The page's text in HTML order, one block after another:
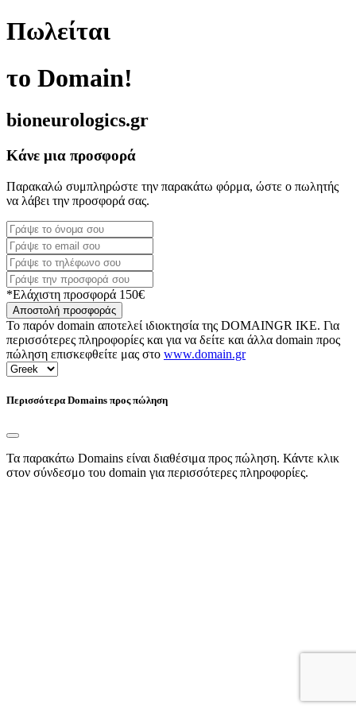
Πωλείται
το Domain!
bioneurologics.gr
Κάνε μια προσφορά
Παρακαλώ συμπληρώστε την παρακάτω φόρμα, ώστε ο πωλητής
να λάβει την προσφορά σας.
*Ελάχιστη προσφορά 150€
Αποστολή προσφοράς
Το παρόν domain αποτελεί ιδιοκτησία της DOMAINGR ΙΚΕ. Για
περισσότερες πληροφορίες και για να δείτε και άλλα domain προς
πώληση επισκεφθείτε μας στο www.domain.gr
Περισσότερα Domains προς πώληση
Τα παρακάτω Domains είναι διαθέσιμα προς πώληση. Κάντε κλικ
στον σύνδεσμο του domain για περισσότερες πληροφορίες.